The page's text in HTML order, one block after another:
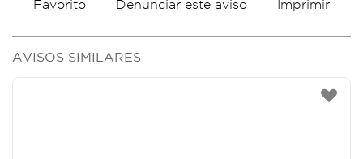
Favorito Denunciar este aviso Imprimir
AVISOS SIMILARES